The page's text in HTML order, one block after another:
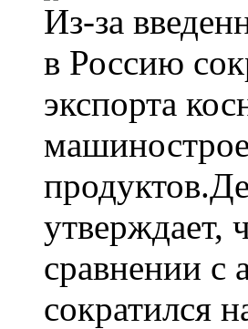
Из-за
в Россию
экспорта
утверждает,
сравнении с
сократился